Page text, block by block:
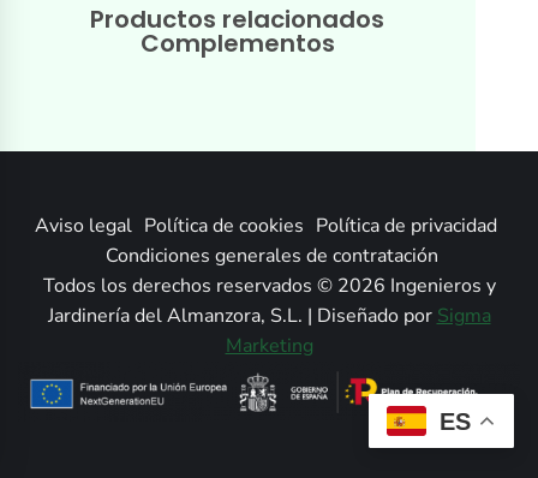
Productos relacionados
Complementos
Aviso legal Política de cookies Política de privacidad
Condiciones generales de contratación
Todos los derechos reservados © 2026 Ingenieros y
Jardinería del Almanzora, S.L. | Diseñado por Sigma
Marketing
ES